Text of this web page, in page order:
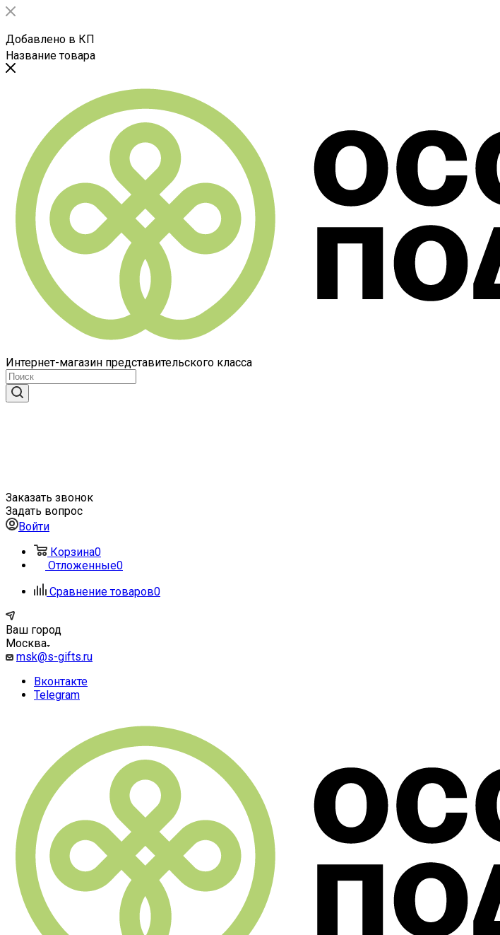
Добавлено в КП
Название товара
Интернет-магазин представительского класса
Заказать звонок
Задать вопрос
Войти
Корзина0
Отложенные0
Сравнение товаров0
Ваш город
Москва
msk@s-gifts.ru
Вконтакте
Telegram